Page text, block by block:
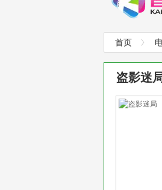
首页
盗影迷